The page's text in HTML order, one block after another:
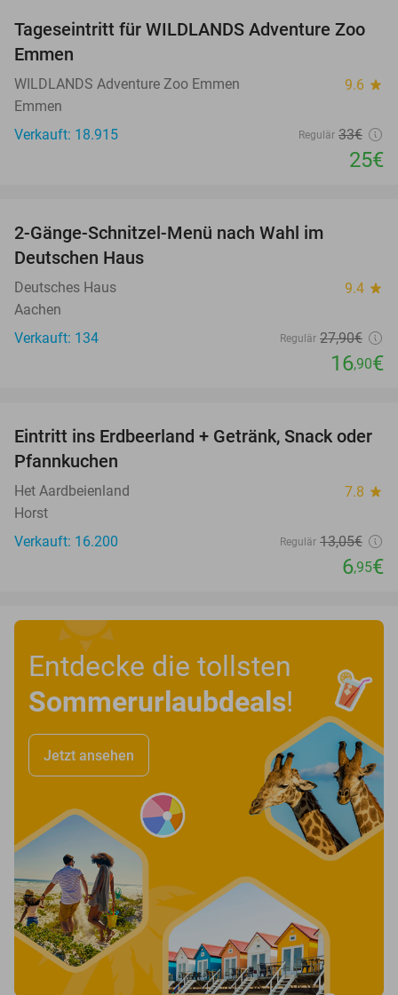
24%
Tageseintritt für WILDLANDS Adventure Zoo
Emmen
WILDLANDS Adventure Zoo Emmen 9.6 star
Emmen
Verkauft: 18.915
Regulär 33€
25€
2-Gänge-Schnitzel-Menü nach Wahl im
Deutschen Haus
Deutsches Haus 9.4 star
Aachen
Verkauft: 134
Regulär 27,90€
16,90€
47%
Eintritt ins Erdbeerland + Getränk, Snack oder
Pfannkuchen
Het Aardbeienland 7.8 star
Horst
Verkauft: 16.200
Regulär 13,05€
6,95€
Entdecke die tollsten
Sommerurlaubdeals!
Jetzt ansehen